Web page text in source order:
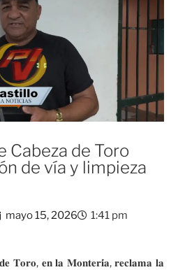
Cabeza de Toro
de vía y limpieza
mayo 15, 2026 1:41 pm
𝐓𝐨𝐫𝐨, 𝐞𝐧 𝐥𝐚 𝐌𝐨𝐧𝐭𝐞𝐫𝐢́𝐚, 𝐫𝐞𝐜𝐥𝐚𝐦𝐚 𝐥𝐚